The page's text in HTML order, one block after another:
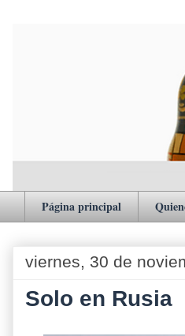
Página principal
viernes, 30 de
Solo en Rusia